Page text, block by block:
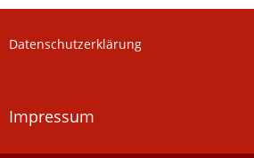
Datenschutzerklärung
Impressum